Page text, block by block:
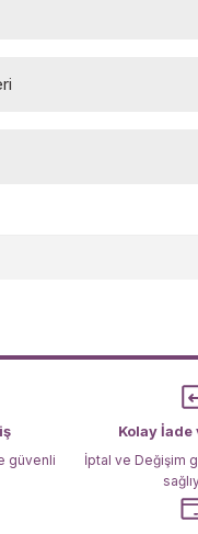
eksik bilgiler bulunuyor.
bulunuyor.
daha pahalı.
alternatifler olmalı.
güvenli
Kolay İade
İptal ve Değişim